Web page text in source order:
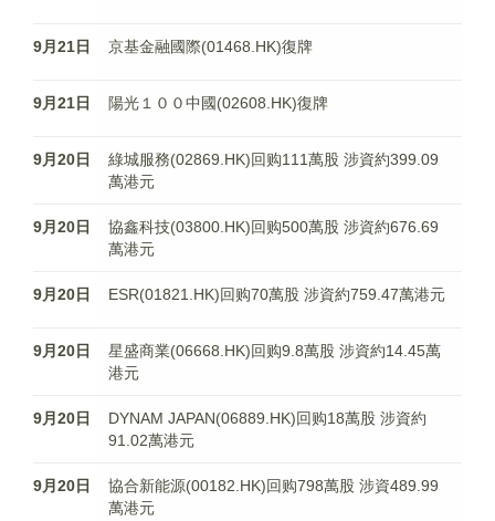
9月21日 京基金融國際(01468.HK)復牌
9月21日 陽光１００中國(02608.HK)復牌
9月20日
綠城服務(02869.HK)回购111萬股 涉資約399.09
萬港元
9月20日
協鑫科技(03800.HK)回购500萬股 涉資約676.69
萬港元
9月20日 ESR(01821.HK)回购70萬股 涉資約759.47萬港元
9月20日
星盛商業(06668.HK)回购9.8萬股 涉資約14.45萬
港元
9月20日
DYNAM JAPAN(06889.HK)回购18萬股 涉資約
91.02萬港元
9月20日
協合新能源(00182.HK)回购798萬股 涉資489.99
萬港元